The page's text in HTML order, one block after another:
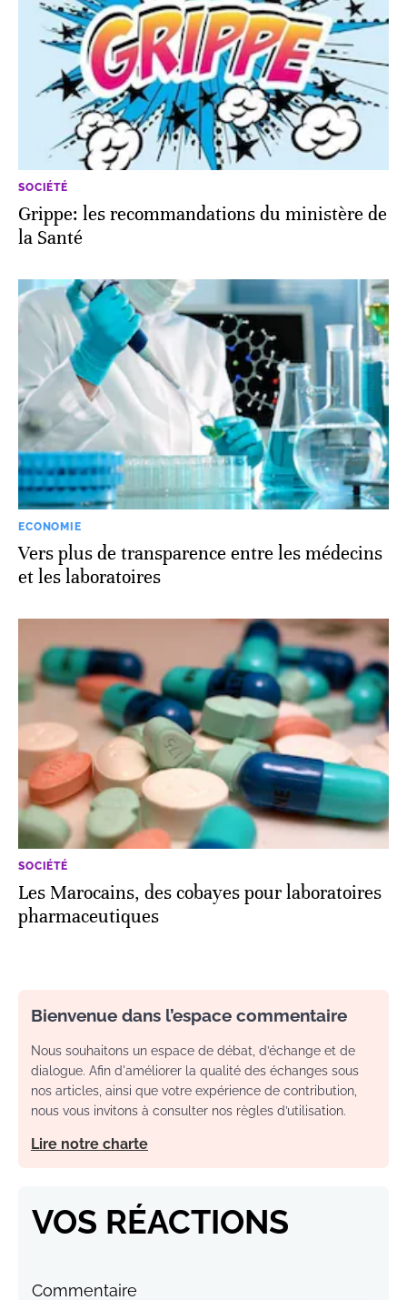
SOCIÉTÉ
Grippe: les recommandations du ministère de
la Santé
ECONOMIE
Vers plus de transparence entre les médecins
et les laboratoires
SOCIÉTÉ
Les Marocains, des cobayes pour laboratoires
pharmaceutiques
Bienvenue dans l’espace commentaire
Nous souhaitons un espace de débat, d’échange et de
dialogue. Afin d'améliorer la qualité des échanges sous
nos articles, ainsi que votre expérience de contribution,
nous vous invitons à consulter nos règles d’utilisation.
Lire notre charte
VOS RÉACTIONS
Commentaire